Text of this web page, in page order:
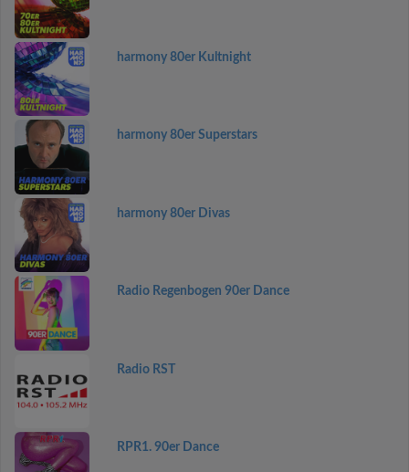
harmony 80er Kultnight
harmony 80er Superstars
harmony 80er Divas
Radio Regenbogen 90er Dance
Radio RST
RPR1. 90er Dance